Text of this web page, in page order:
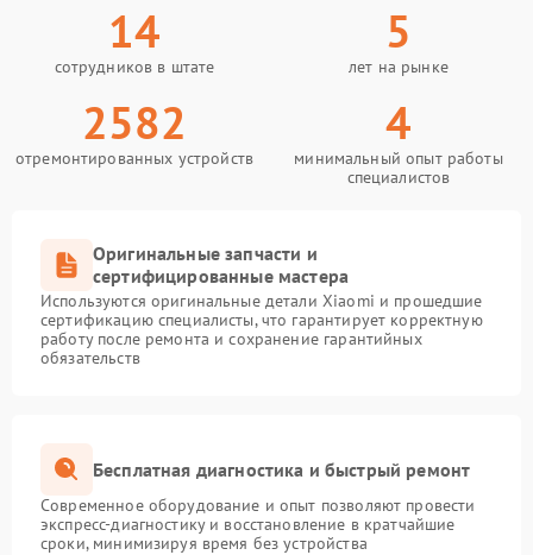
14
сотрудников в штате
5
лет на рынке
2582
отремонтированных устройств
4
минимальный опыт работы
специалистов
Оригинальные запчасти и
сертифицированные мастера
Используются оригинальные детали Xiaomi и прошедшие
сертификацию специалисты, что гарантирует корректную
работу после ремонта и сохранение гарантийных
обязательств
Бесплатная диагностика и быстрый ремонт
Современное оборудование и опыт позволяют провести
экспресс-диагностику и восстановление в кратчайшие
сроки, минимизируя время без устройства